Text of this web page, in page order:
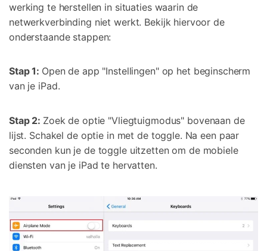
werking te herstellen in situaties waarin de
netwerkverbinding niet werkt. Bekijk hiervoor de
onderstaande stappen:
Stap 1: Open de app "Instellingen" op het beginscherm
van je iPad.
Stap 2: Zoek de optie "Vliegtuigmodus" bovenaan de
lijst. Schakel de optie in met de toggle. Na een paar
seconden kun je de toggle uitzetten om de mobiele
diensten van je iPad te hervatten.